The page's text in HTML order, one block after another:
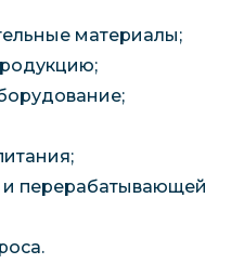
материалы;
перерабатывающей